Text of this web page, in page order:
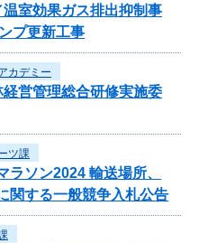
温室効果ガス排出抑制事
プ更新工事
カデミー
経営管理総合研修実施委
ツ課
ソン2024 輸送場所、
関する一般競争入札公告